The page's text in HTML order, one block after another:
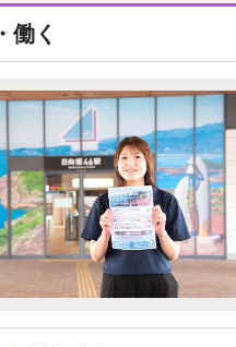
働く